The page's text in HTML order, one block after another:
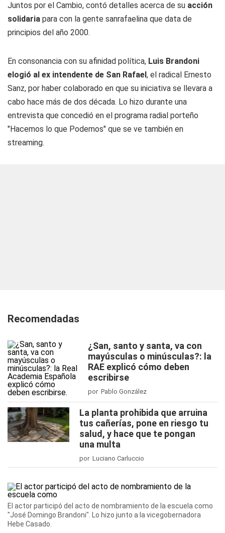
Juntos por el Cambio, contó detalles acerca de su acción
solidaria para con la gente sanrafaelina que data de
principios del año 2000.
En consonancia con su afinidad política, Luis Brandoni
elogió al ex intendente de San Rafael, el radical Ernesto
Sanz, por haber colaborado en que su iniciativa se llevara a
cabo hace más de dos década. Lo hizo durante una
entrevista que concedió en el programa radial porteño
"Hacemos lo que Podemos" que se ve también en
streaming.
Recomendadas
¿San, santo y santa, va con
mayúsculas o minúsculas?: la
RAE explicó cómo deben
escribirse
por Pablo González
La planta prohibida que arruina
tus cañerías, pone en riesgo tu
salud, y hace que te pongan
una multa
por Luciano Carluccio
El actor participó del acto de nombramiento de la escuela como
"José Domingo Brandoni". Lo hizo junto a la vicegobernadora
Hebe Casado.